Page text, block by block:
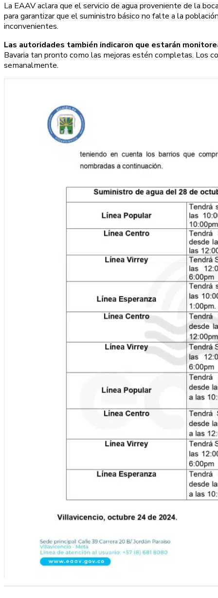
La EAAV aclara que el servicio de agua proveniente de la
para garantizar que el suministro básico no falte a la
inconvenientes.
Las autoridades también indicaron que estarán
Bavaria tan pronto como las mejoras estén completas. Los
semanalmente.